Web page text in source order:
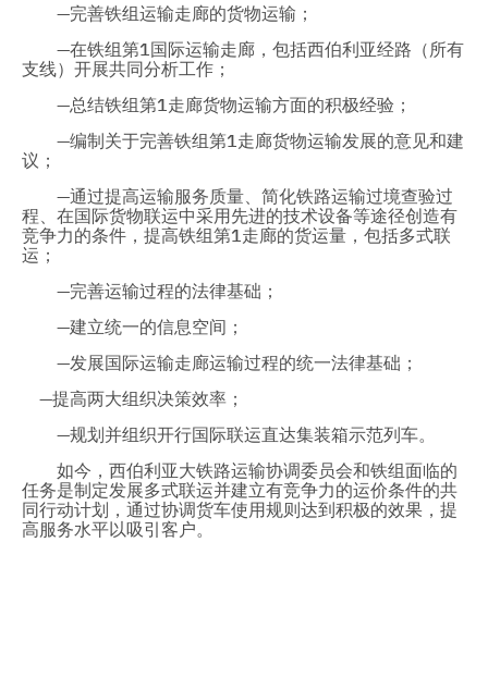
—完善铁组运输走廊的货物运输；
—在铁组第1国际运输走廊，包括西伯利亚经路（所有
支线）开展共同分析工作；
—总结铁组第1走廊货物运输方面的积极经验；
—编制关于完善铁组第1走廊货物运输发展的意见和建
议；
—通过提高运输服务质量、简化铁路运输过境查验过
程、在国际货物联运中采用先进的技术设备等途径创造有
竞争力的条件，提高铁组第1走廊的货运量，包括多式联
运；
—完善运输过程的法律基础；
—建立统一的信息空间；
—发展国际运输走廊运输过程的统一法律基础；
—提高两大组织决策效率；
—规划并组织开行国际联运直达集装箱示范列车。
如今，西伯利亚大铁路运输协调委员会和铁组面临的
任务是制定发展多式联运并建立有竞争力的运价条件的共
同行动计划，通过协调货车使用规则达到积极的效果，提
高服务水平以吸引客户。